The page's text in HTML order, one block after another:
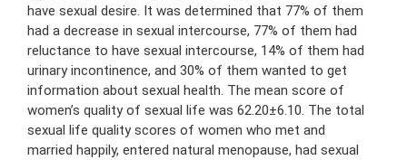
have sexual desire. It was determined that 77% of them
had a decrease in sexual intercourse, 77% of them had
reluctance to have sexual intercourse, 14% of them had
urinary incontinence, and 30% of them wanted to get
information about sexual health. The mean score of
women’s quality of sexual life was 62.20±6.10. The total
sexual life quality scores of women who met and
married happily, entered natural menopause, had sexual